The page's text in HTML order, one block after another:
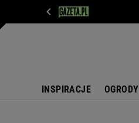
INSPIRACJE OGRODY